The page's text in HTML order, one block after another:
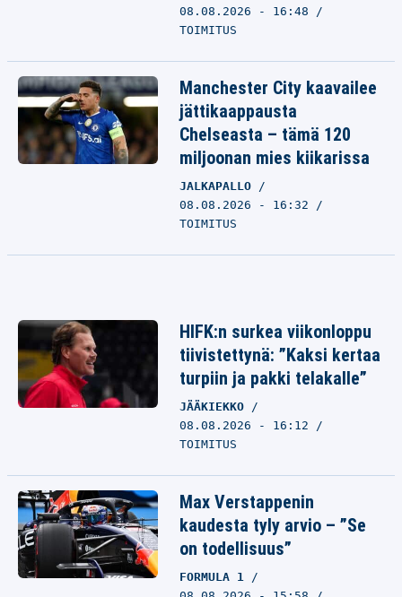
08.08.2026 - 16:48
TOIMITUS
Manchester City kaavailee
jättikaappausta
Chelseasta – tämä 120
miljoonan mies kiikarissa
JALKAPALLO
08.08.2026 - 16:32
TOIMITUS
HIFK:n surkea viikonloppu
tiivistettynä: ”Kaksi kertaa
turpiin ja pakki telakalle”
JÄÄKIEKKO
08.08.2026 - 16:12
TOIMITUS
Max Verstappenin
kaudesta tyly arvio – ”Se
on todellisuus”
FORMULA 1